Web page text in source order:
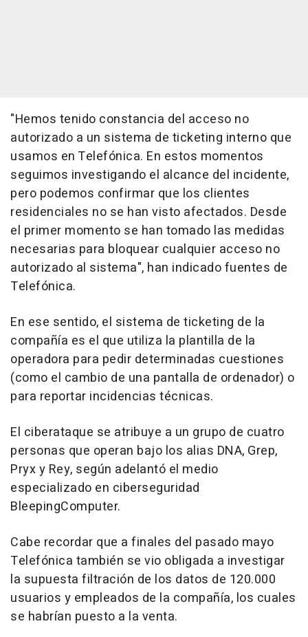
"Hemos tenido constancia del acceso no
autorizado a un sistema de ticketing interno que
usamos en Telefónica. En estos momentos
seguimos investigando el alcance del incidente,
pero podemos confirmar que los clientes
residenciales no se han visto afectados. Desde
el primer momento se han tomado las medidas
necesarias para bloquear cualquier acceso no
autorizado al sistema", han indicado fuentes de
Telefónica.
En ese sentido, el sistema de ticketing de la
compañía es el que utiliza la plantilla de la
operadora para pedir determinadas cuestiones
(como el cambio de una pantalla de ordenador) o
para reportar incidencias técnicas.
El ciberataque se atribuye a un grupo de cuatro
personas que operan bajo los alias DNA, Grep,
Pryx y Rey, según adelantó el medio
especializado en ciberseguridad
BleepingComputer.
Cabe recordar que a finales del pasado mayo
Telefónica también se vio obligada a investigar
la supuesta filtración de los datos de 120.000
usuarios y empleados de la compañía, los cuales
se habrían puesto a la venta.